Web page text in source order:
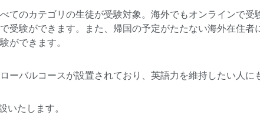
てのカテゴリの生徒が受験対象。海外でもオンラインで受
受験ができます。また、帰国の予定がたたない海外在住者
ができます。
ーバルコースが設置されており、英語力を維持したい人に
いたします。